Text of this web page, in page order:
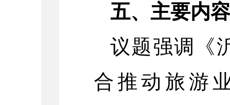
五、主要内容
议题强调《
合推动旅游